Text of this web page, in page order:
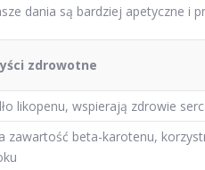
dania są bardziej apetyczne i
zdrowotne
likopenu, wspierają zdrowie
zawartość beta-karotenu,